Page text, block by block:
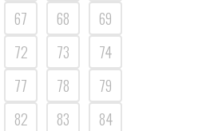
67 68
69
72 73
74
77 78
79
82 83
84